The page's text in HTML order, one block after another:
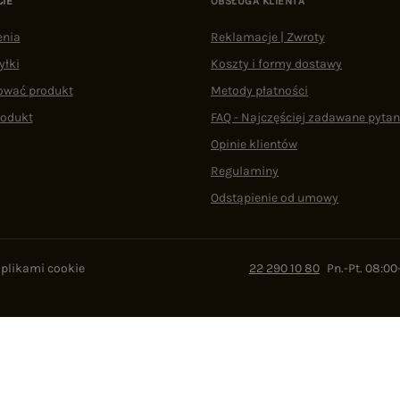
produkt
Reklamacje | Zwroty
Koszty i formy dostawy
Metody płatności
FAQ - Najczęściej zadawane
Opinie klientów
Regulaminy
Odstąpienie od umowy
cookie 22 290 10 80 Pn.-Pt.